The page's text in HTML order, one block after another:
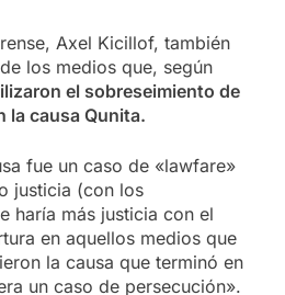
Axel Kicillof, también
los medios que, según
el sobreseimiento de
la causa Qunita.
fue un caso de «lawfare»
justicia (con los
haría más justicia con el
en aquellos medios que
la causa que terminó en
un caso de persecución».